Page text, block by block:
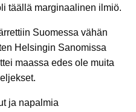
täällä marginaalinen ilmiö.
Suomessa vähän
Helsingin Sanomissa
maassa edes ole muita
ja napalmia